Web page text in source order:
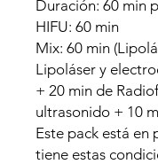
Duración: 60 min
HIFU: 60 min
Mix: 60 min
Lipoláser y
+ 20 min de
ultrasonido + 10
Este pack está en
tiene estas